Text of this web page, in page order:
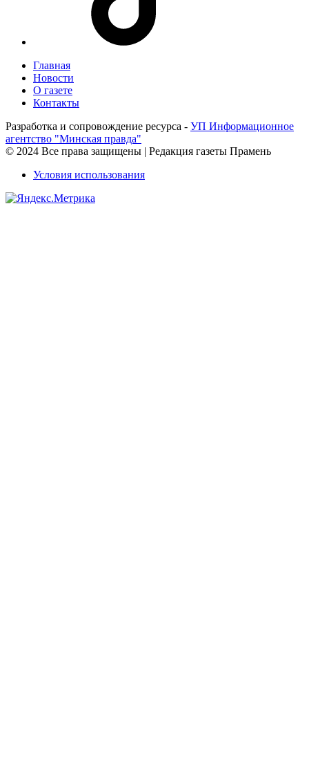
Главная
Новости
О газете
Контакты
Разработка и сопровождение ресурса - УП Информационное
агентство "Минская правда"
© 2024 Все права защищены | Редакция газеты Прамень
Условия использования